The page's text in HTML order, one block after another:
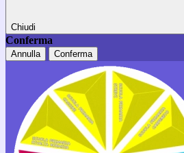
Chiudi
Conferma
Annulla Conferma